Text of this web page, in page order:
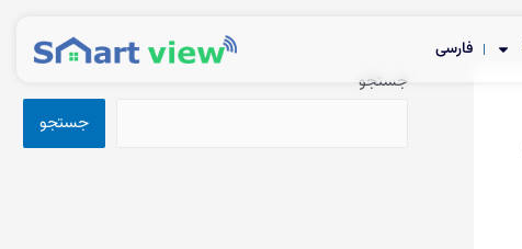
فارسی
جستجو
جستجو